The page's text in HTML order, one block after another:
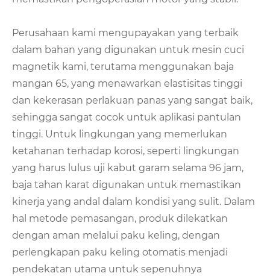
Perusahaan kami mengupayakan yang terbaik
dalam bahan yang digunakan untuk mesin cuci
magnetik kami, terutama menggunakan baja
mangan 65, yang menawarkan elastisitas tinggi
dan kekerasan perlakuan panas yang sangat baik,
sehingga sangat cocok untuk aplikasi pantulan
tinggi. Untuk lingkungan yang memerlukan
ketahanan terhadap korosi, seperti lingkungan
yang harus lulus uji kabut garam selama 96 jam,
baja tahan karat digunakan untuk memastikan
kinerja yang andal dalam kondisi yang sulit. Dalam
hal metode pemasangan, produk dilekatkan
dengan aman melalui paku keling, dengan
perlengkapan paku keling otomatis menjadi
pendekatan utama untuk sepenuhnya